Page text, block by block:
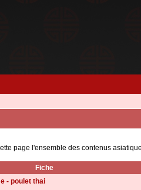
page l'ensemble des contenus
Fiche
- poulet thai